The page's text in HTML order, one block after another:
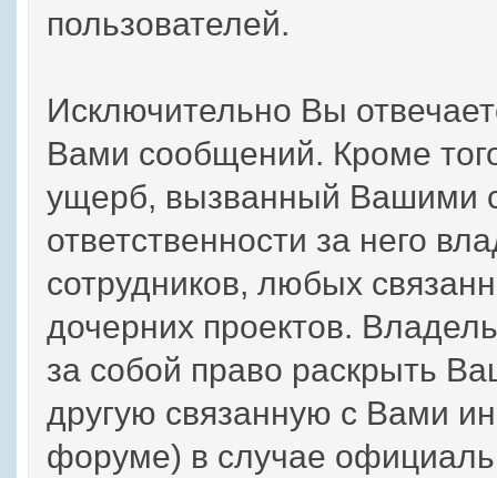
пользователей.
Исключительно Вы
Вами сообщений. Кроме
ущерб, вызванный Вашими
ответственности за него
сотрудников, любых
дочерних проектов.
за собой право раскрыть
другую связанную с Вами
форуме) в случае